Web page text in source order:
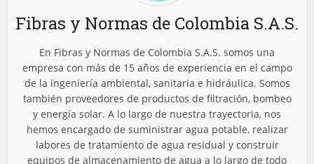
Fibras y Normas de Colombia S.A.S.
En Fibras y Normas de Colombia S.A.S. somos una
empresa con más de 15 años de experiencia en el campo
de la ingeniería ambiental, sanitaria e hidráulica. Somos
también proveedores de productos de filtración, bombeo
y energía solar. A lo largo de nuestra trayectoria, nos
hemos encargado de suministrar agua potable, realizar
labores de tratamiento de agua residual y construir
equipos de almacenamiento de agua a lo largo de todo